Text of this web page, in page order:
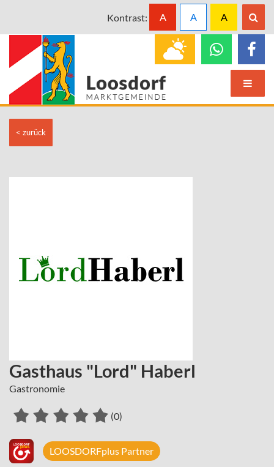
Kontrast: A A A
< zurück
Gasthaus "Lord" Haberl
Gastronomie
(0)
LOOSDORFplus Partner